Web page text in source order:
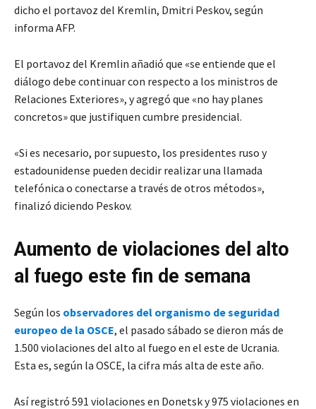
dicho el portavoz del Kremlin, Dmitri Peskov, según
informa AFP.
El portavoz del Kremlin añadió que «se entiende que el
diálogo debe continuar con respecto a los ministros de
Relaciones Exteriores», y agregó que «no hay planes
concretos» que justifiquen cumbre presidencial.
«Si es necesario, por supuesto, los presidentes ruso y
estadounidense pueden decidir realizar una llamada
telefónica o conectarse a través de otros métodos»,
finalizó diciendo Peskov.
Aumento de violaciones del alto
al fuego este fin de semana
Según los observadores del organismo de seguridad
europeo de la OSCE, el pasado sábado se dieron más de
1.500 violaciones del alto al fuego en el este de Ucrania.
Esta es, según la OSCE, la cifra más alta de este año.
Así registró 591 violaciones en Donetsk y 975 violaciones en